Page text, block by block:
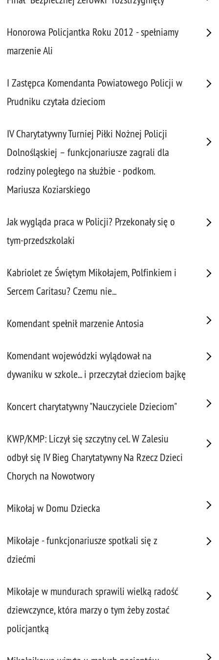
Honorowa Policjantka Roku 2012 - spełniamy
marzenie Ali
I Zastępca Komendanta Powiatowego Policji w
Prudniku czytała dzieciom
IV Charytatywny Turniej Piłki Nożnej Policji
Dolnośląskiej – funkcjonariusze zagrali dla
rodziny poległego na służbie - podkom.
Mariusza Koziarskiego
Jak wygląda praca w Policji? Przekonały się o
tym-przedszkolaki
Kabriolet ze Świętym Mikołajem, Polfinkiem i
Sercem Caritasu? Czemu nie...
Komendant spełnił marzenie Antosia
Komendant wojewódzki wylądował na
dywaniku w szkole... i przeczytał dzieciom bajkę
Koncert charytatywny "Nauczyciele Dzieciom"
KWP/KMP: Liczył się szczytny cel. W Zalesiu
odbył się IV Bieg Charytatywny Na Rzecz Dzieci
Chorych na Nowotwory
Mikołaj w Domu Dziecka
Mikołaje - funkcjonariusze spotkali się z
dziećmi
Mikołaje w mundurach sprawili wielką radość
dziewczynce, która marzy o tym żeby zostać
policjantką